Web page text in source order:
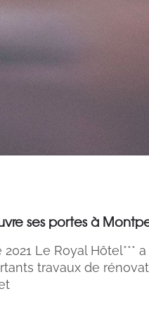
ses portes à
Le Royal Hôtel***
travaux de